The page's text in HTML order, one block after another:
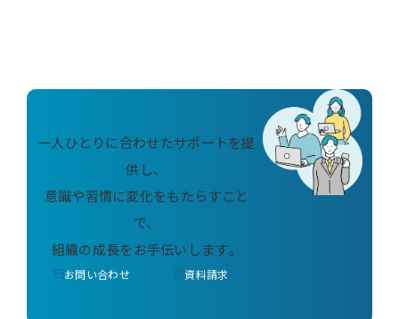
一人ひとりに合わせたサポートを提
供し、
意識や習慣に変化をもたらすこと
で、
組織の成長をお手伝いします。
お問い合わせ 資料請求